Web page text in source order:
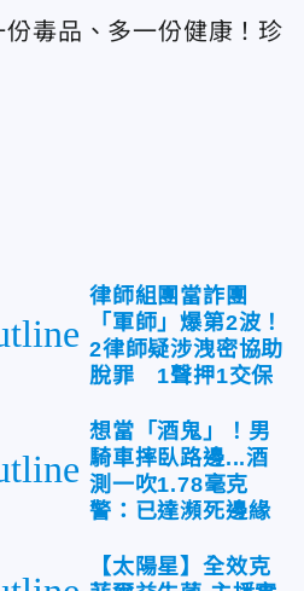
份毒品、多一份健康！珍
律師組團當詐團
「軍師」爆第2波！
2律師疑涉洩密協助
脫罪 1聲押1交保
想當「酒鬼」！男
騎車摔臥路邊...酒
測一吹1.78毫克
警：已達瀕死邊緣
【太陽星】全效克